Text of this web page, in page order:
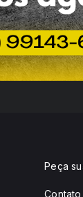
Peça
Contato